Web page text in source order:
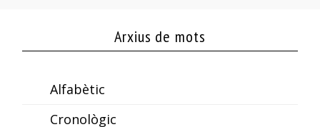
Arxius de mots
Alfabètic
Cronològic